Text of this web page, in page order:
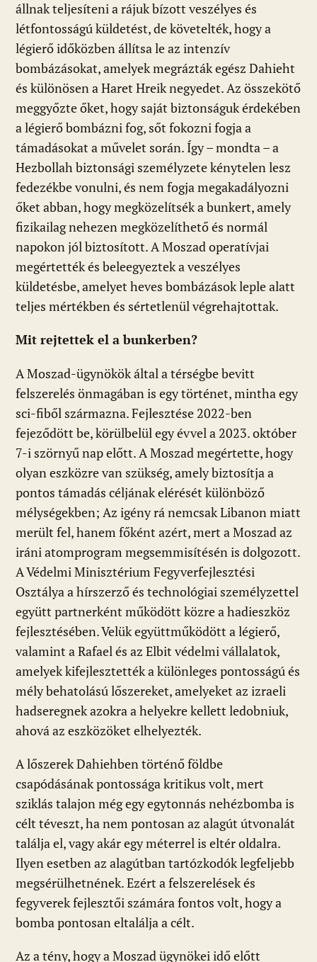
állnak teljesíteni a rájuk bízott veszélyes és
létfontosságú küldetést, de követelték, hogy a
légierő időközben állítsa le az intenzív
bombázásokat, amelyek megrázták egész Dahieht
és különösen a Haret Hreik negyedet. Az összekötő
meggyőzte őket, hogy saját biztonságuk érdekében
a légierő bombázni fog, sőt fokozni fogja a
támadásokat a művelet során. Így – mondta – a
Hezbollah biztonsági személyzete kénytelen lesz
fedezékbe vonulni, és nem fogja megakadályozni
őket abban, hogy megközelítsék a bunkert, amely
fizikailag nehezen megközelíthető és normál
napokon jól biztosított. A Moszad operatívjai
megértették és beleegyeztek a veszélyes
küldetésbe, amelyet heves bombázások leple alatt
teljes mértékben és sértetlenül végrehajtottak.
Mit rejtettek el a bunkerben?
A Moszad-ügynökök által a térségbe bevitt
felszerelés önmagában is egy történet, mintha egy
sci-fiből származna. Fejlesztése 2022-ben
fejeződött be, körülbelül egy évvel a 2023. október
7-i szörnyű nap előtt. A Moszad megértette, hogy
olyan eszközre van szükség, amely biztosítja a
pontos támadás céljának elérését különböző
mélységekben; Az igény rá nemcsak Libanon miatt
merült fel, hanem főként azért, mert a Moszad az
iráni atomprogram megsemmisítésén is dolgozott.
A Védelmi Minisztérium Fegyverfejlesztési
Osztálya a hírszerző és technológiai személyzettel
együtt partnerként működött közre a hadieszköz
fejlesztésében. Velük együttműködött a légierő,
valamint a Rafael és az Elbit védelmi vállalatok,
amelyek kifejlesztették a különleges pontosságú és
mély behatolású lőszereket, amelyeket az izraeli
hadseregnek azokra a helyekre kellett ledobniuk,
ahová az eszközöket elhelyezték.
A lőszerek Dahiehben történő földbe
csapódásának pontossága kritikus volt, mert
sziklás talajon még egy egytonnás nehézbomba is
célt téveszt, ha nem pontosan az alagút útvonalát
találja el, vagy akár egy méterrel is eltér oldalra.
Ilyen esetben az alagútban tartózkodók legfeljebb
megsérülhetnének. Ezért a felszerelések és
fegyverek fejlesztői számára fontos volt, hogy a
bomba pontosan eltalálja a célt.
Az a tény, hogy a Moszad ügynökei idő előtt